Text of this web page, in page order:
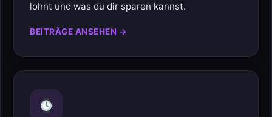
lohnt und was du dir sparen kannst.
BEITRÄGE ANSEHEN →